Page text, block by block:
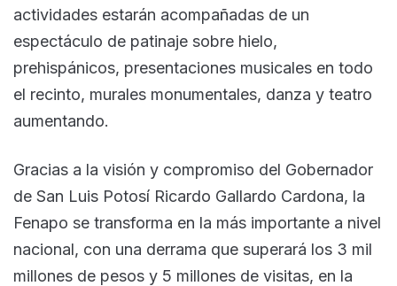
actividades estarán acompañadas de un
espectáculo de patinaje sobre hielo,
prehispánicos, presentaciones musicales en todo
el recinto, murales monumentales, danza y teatro
aumentando.
Gracias a la visión y compromiso del Gobernador
de San Luis Potosí Ricardo Gallardo Cardona, la
Fenapo se transforma en la más importante a nivel
nacional, con una derrama que superará los 3 mil
millones de pesos y 5 millones de visitas, en la